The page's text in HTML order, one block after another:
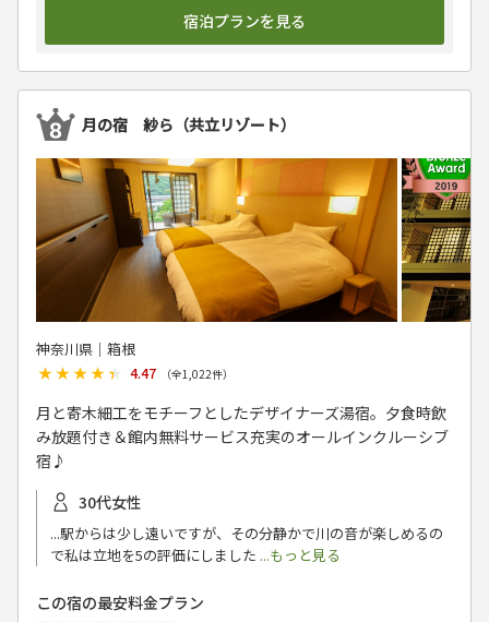
宿泊プランを見る
月の宿 紗ら（共立リゾート）
神奈川県│箱根
★★★★★
★★★★★ 4.47 （全1,022件）
月と寄木細工をモチーフとしたデザイナーズ湯宿。夕食時飲
み放題付き＆館内無料サービス充実のオールインクルーシブ
宿♪
30代女性
...駅からは少し遠いですが、その分静かで川の音が楽しめるの
で私は立地を5の評価にしました ...もっと見る
この宿の最安料金プラン